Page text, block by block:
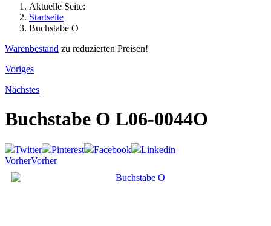
Aktuelle Seite:
Startseite
Buchstabe O
Warenbestand zu reduzierten Preisen!
Voriges
Nächstes
Buchstabe O L06-0044O
Twitter Pinterest Facebook
Linkedin
VorherVorher